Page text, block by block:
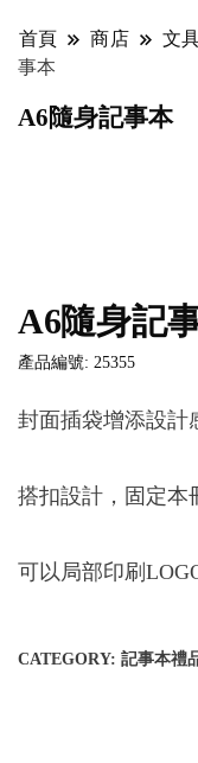
首頁 商店 文
事本
A6隨身記事本
A6隨身記
產品編號: 25355
封面插袋增添設計
搭扣設計，固定本
可以局部印刷
CATEGORY: 記事本禮